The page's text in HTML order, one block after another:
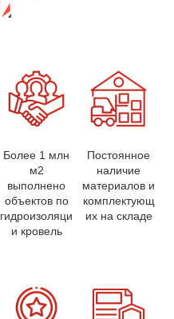
Более 1 млн
м2
выполнено
объектов по
гидроизоляци
и кровель
Постоянное
наличие
материалов и
комплектующ
их на складе